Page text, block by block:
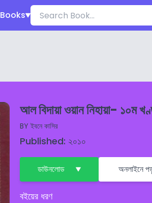
Books
আল বিদায়া ওয়ান নিহায়া- ১০ম
BY ইবনে কাসির
Published: ২০১০
ডাউনলোড অনলাইনে
বইয়ের ধরণ